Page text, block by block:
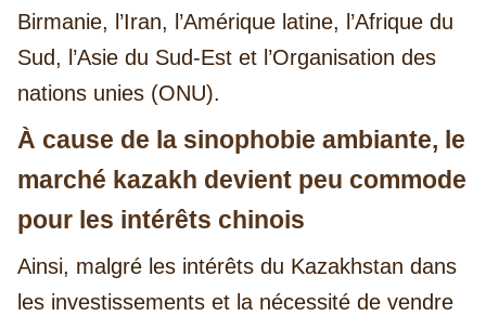
Birmanie, l’Iran, l’Amérique latine, l’Afrique du
Sud, l’Asie du Sud-Est et l’Organisation des
nations unies (ONU).
À cause de la sinophobie ambiante, le
marché kazakh devient peu commode
pour les intérêts chinois
Ainsi, malgré les intérêts du Kazakhstan dans
les investissements et la nécessité de vendre